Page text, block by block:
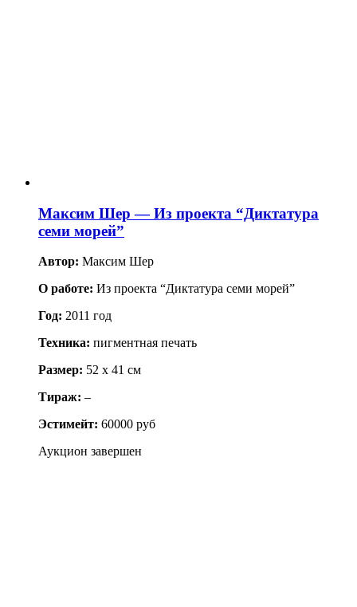
Максим Шер — Из проекта “Диктатура
семи морей”
Автор: Максим Шер
О работе: Из проекта “Диктатура семи морей”
Год: 2011 год
Техника: пигментная печать
Размер: 52 х 41 см
Тираж: –
Эстимейт: 60000 руб
Аукцион завершен